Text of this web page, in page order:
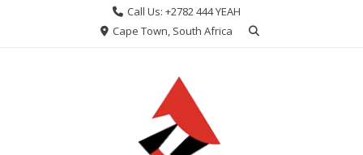
Call Us: +2782 444 YEAH
Cape Town, South Africa